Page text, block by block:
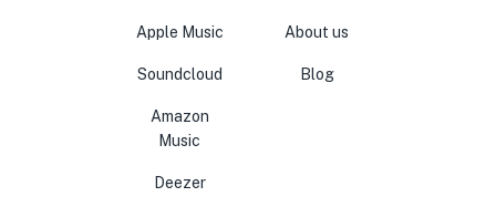
Apple Music
Soundcloud
Amazon
Music
Deezer
About us
Blog